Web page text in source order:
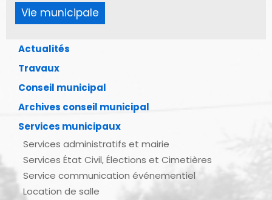
Vie municipale
Actualités
Travaux
Conseil municipal
Archives conseil municipal
Services municipaux
Services administratifs et mairie
Services État Civil, Élections et Cimetières
Service communication événementiel
Location de salle